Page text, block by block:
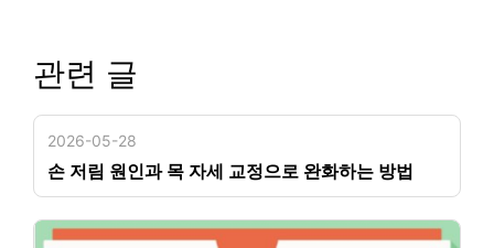
관련 글
2026-05-28
손 저림 원인과 목 자세 교정으로 완화하는 방법